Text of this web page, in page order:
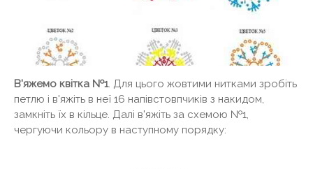
В'яжемо квітка №1. Для цього жовтими нитками зробіть
петлю і в'яжіть в неї 16 напівстовпчиків з накидом,
замкніть їх в кільце. Далі в'яжіть за схемою №1,
чергуючи кольору в наступному порядку: